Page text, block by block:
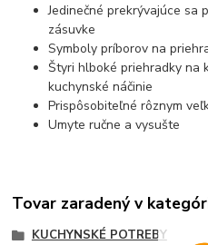
Jedinečné prekrývajúce sa
zásuvke
Symboly príborov na
Štyri hlboké priehradky na
kuchynské náčinie
Prispôsobiteľné rôznym
Umyte ručne a vysušte
Tovar zaradený v
KUCHYNSKÉ POTREBY